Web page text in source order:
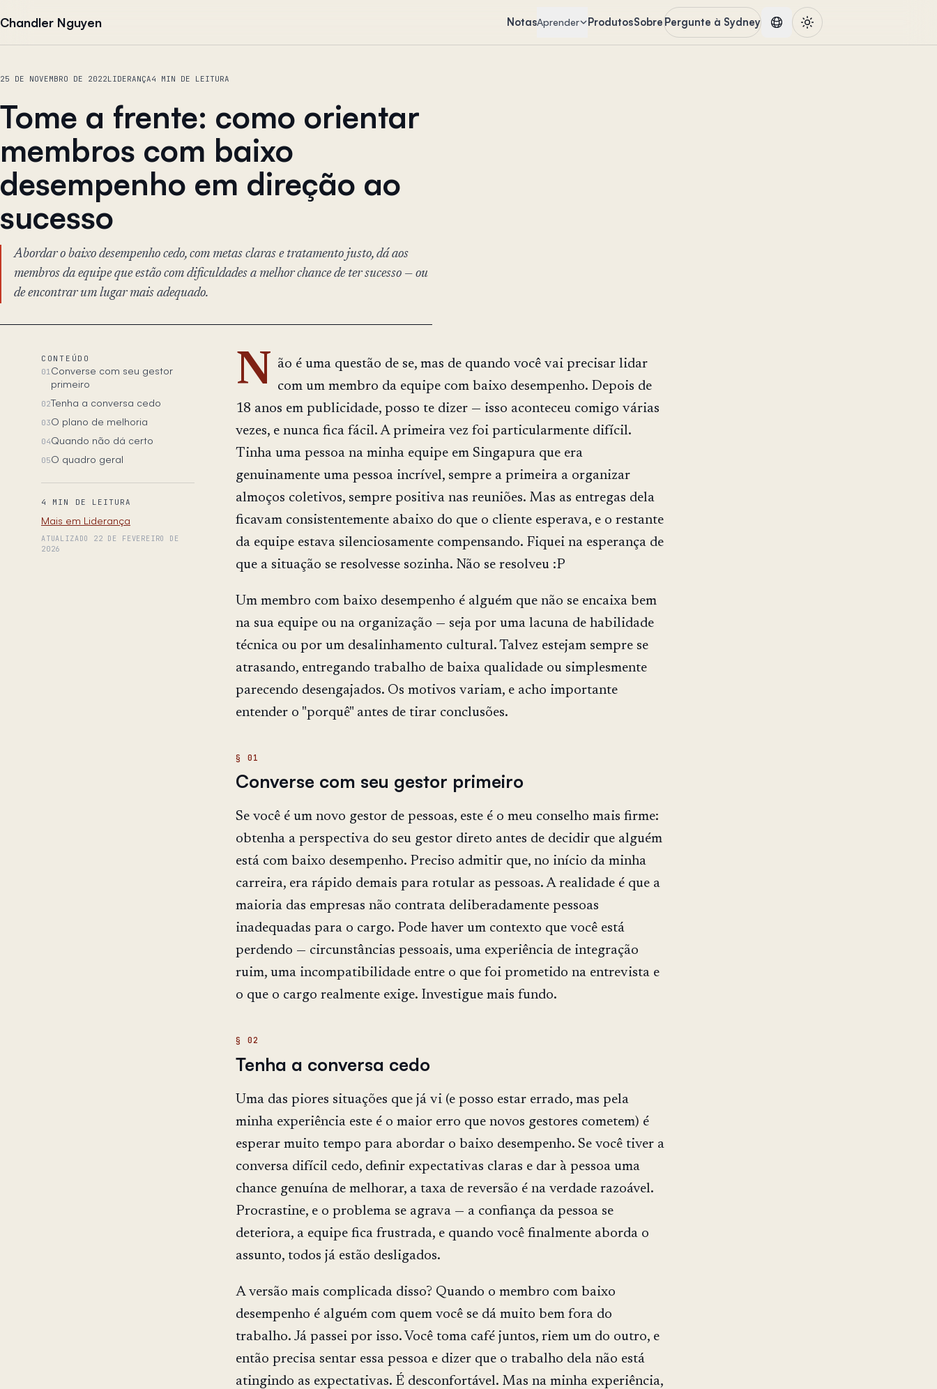
Chandler Nguyen NotasAprender ProdutosSobrePergunte à Sydney
25 DE NOVEMBRO DE 2022LIDERANÇA4 MIN DE LEITURA
Tome a frente: como orientar
membros com baixo
desempenho em direção ao
sucesso
Abordar o baixo desempenho cedo, com metas claras e tratamento justo, dá aos
membros da equipe que estão com dificuldades a melhor chance de ter sucesso — ou
de encontrar um lugar mais adequado.
CONTEÚDO
01Converse com seu gestor
primeiro
02Tenha a conversa cedo
03O plano de melhoria
04Quando não dá certo
05O quadro geral
4 MIN DE LEITURA
Mais em Liderança
ATUALIZADO 22 DE FEVEREIRO DE
2026
N
ão é uma questão de se, mas de quando você vai precisar lidar
com um membro da equipe com baixo desempenho. Depois de
18 anos em publicidade, posso te dizer — isso aconteceu comigo várias
vezes, e nunca fica fácil. A primeira vez foi particularmente difícil.
Tinha uma pessoa na minha equipe em Singapura que era
genuinamente uma pessoa incrível, sempre a primeira a organizar
almoços coletivos, sempre positiva nas reuniões. Mas as entregas dela
ficavam consistentemente abaixo do que o cliente esperava, e o restante
da equipe estava silenciosamente compensando. Fiquei na esperança de
que a situação se resolvesse sozinha. Não se resolveu :P
Um membro com baixo desempenho é alguém que não se encaixa bem
na sua equipe ou na organização — seja por uma lacuna de habilidade
técnica ou por um desalinhamento cultural. Talvez estejam sempre se
atrasando, entregando trabalho de baixa qualidade ou simplesmente
parecendo desengajados. Os motivos variam, e acho importante
entender o "porquê" antes de tirar conclusões.
Converse com seu gestor primeiro
Se você é um novo gestor de pessoas, este é o meu conselho mais firme:
obtenha a perspectiva do seu gestor direto antes de decidir que alguém
está com baixo desempenho. Preciso admitir que, no início da minha
carreira, era rápido demais para rotular as pessoas. A realidade é que a
maioria das empresas não contrata deliberadamente pessoas
inadequadas para o cargo. Pode haver um contexto que você está
perdendo — circunstâncias pessoais, uma experiência de integração
ruim, uma incompatibilidade entre o que foi prometido na entrevista e
o que o cargo realmente exige. Investigue mais fundo.
Tenha a conversa cedo
Uma das piores situações que já vi (e posso estar errado, mas pela
minha experiência este é o maior erro que novos gestores cometem) é
esperar muito tempo para abordar o baixo desempenho. Se você tiver a
conversa difícil cedo, definir expectativas claras e dar à pessoa uma
chance genuína de melhorar, a taxa de reversão é na verdade razoável.
Procrastine, e o problema se agrava — a confiança da pessoa se
deteriora, a equipe fica frustrada, e quando você finalmente aborda o
assunto, todos já estão desligados.
A versão mais complicada disso? Quando o membro com baixo
desempenho é alguém com quem você se dá muito bem fora do
trabalho. Já passei por isso. Você toma café juntos, riem um do outro, e
então precisa sentar essa pessoa e dizer que o trabalho dela não está
atingindo as expectativas. É desconfortável. Mas na minha experiência,